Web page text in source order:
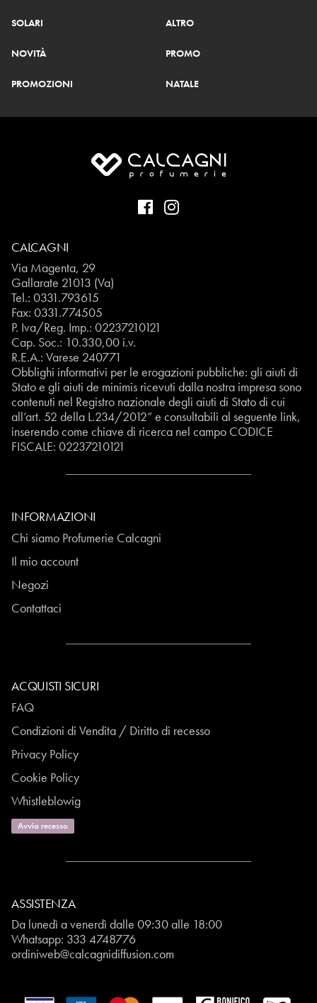
SOLARI ALTRO
NOVITÀ PROMO
PROMOZIONI NATALE
CALCAGNI
Via Magenta, 29
Gallarate 21013 (Va)
Tel.: 0331.793615
Fax: 0331.774505
P. Iva/Reg. Imp.: 02237210121
Cap. Soc.: 10.330,00 i.v.
R.E.A.: Varese 240771
Obblighi informativi per le erogazioni pubbliche: gli aiuti di
Stato e gli aiuti de minimis ricevuti dalla nostra impresa sono
contenuti nel Registro nazionale degli aiuti di Stato di cui
all’art. 52 della L.234/2012” e consultabili al seguente link,
inserendo come chiave di ricerca nel campo CODICE
FISCALE: 02237210121
INFORMAZIONI
Chi siamo Profumerie Calcagni
Il mio account
Negozi
Contattaci
ACQUISTI SICURI
FAQ
Condizioni di Vendita / Diritto di recesso
Privacy Policy
Cookie Policy
Whistleblowig
Avvia recesso
ASSISTENZA
Da lunedì a venerdì dalle 09:30 alle 18:00
Whatsapp: 333 4748776
ordiniweb@calcagnidiffusion.com